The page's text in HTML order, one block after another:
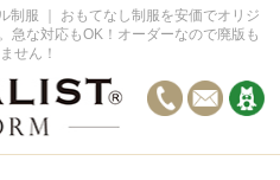
制服 ｜ おもてなし制服を安価でオリジ
急な対応もOK！オーダーなので廃版も
せん！
イン事例